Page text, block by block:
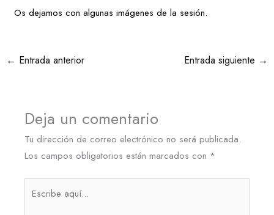
Os dejamos con algunas imágenes de la sesión.
← Entrada anterior Entrada siguiente →
Deja un comentario
Tu dirección de correo electrónico no será publicada.
Los campos obligatorios están marcados con *